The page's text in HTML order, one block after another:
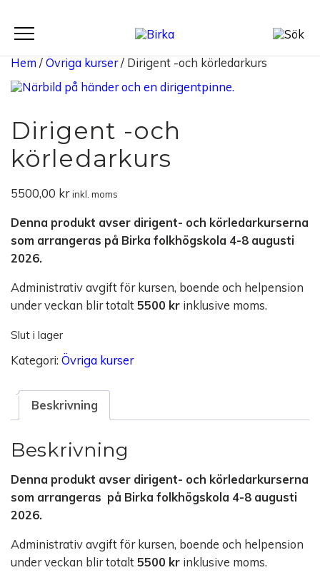
Meny
Hem / Övriga kurser/ Dirigent -och körledarkurs
Dirigent -och
körledarkurs
5500,00 kr inkl. moms
Denna produkt avser dirigent- och körledarkurserna
som arrangeras på Birka folkhögskola 4-8 augusti
2026.
Administrativ avgift för kursen, boende och helpension
under veckan blir totalt 5500 kr inklusive moms.
Slut i lager
Kategori: Övriga kurser
Beskrivning
Beskrivning
Denna produkt avser dirigent- och körledarkurserna
som arrangeras på Birka folkhögskola 4-8 augusti
2026.
Administrativ avgift för kursen, boende och helpension
under veckan blir totalt 5500 kr inklusive moms.